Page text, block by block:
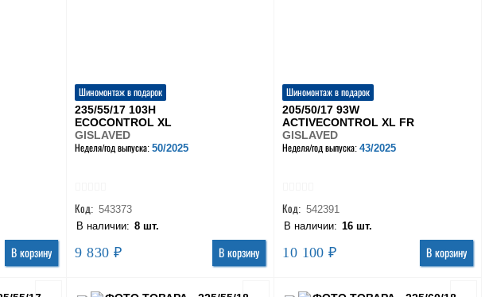
В корзину
Шиномонтаж в подарок
235/55/17 103H
ECOCONTROL XL
GISLAVED
Неделя/год выпуска:50/2025
Код: 543373
В наличии: 8 шт.
9 830 ₽ В корзину
Шиномонтаж в подарок
205/50/17 93W
ACTIVECONTROL XL FR
GISLAVED
Неделя/год выпуска:43/2025
Код: 542391
В наличии: 16 шт.
10 100 ₽ В корзину